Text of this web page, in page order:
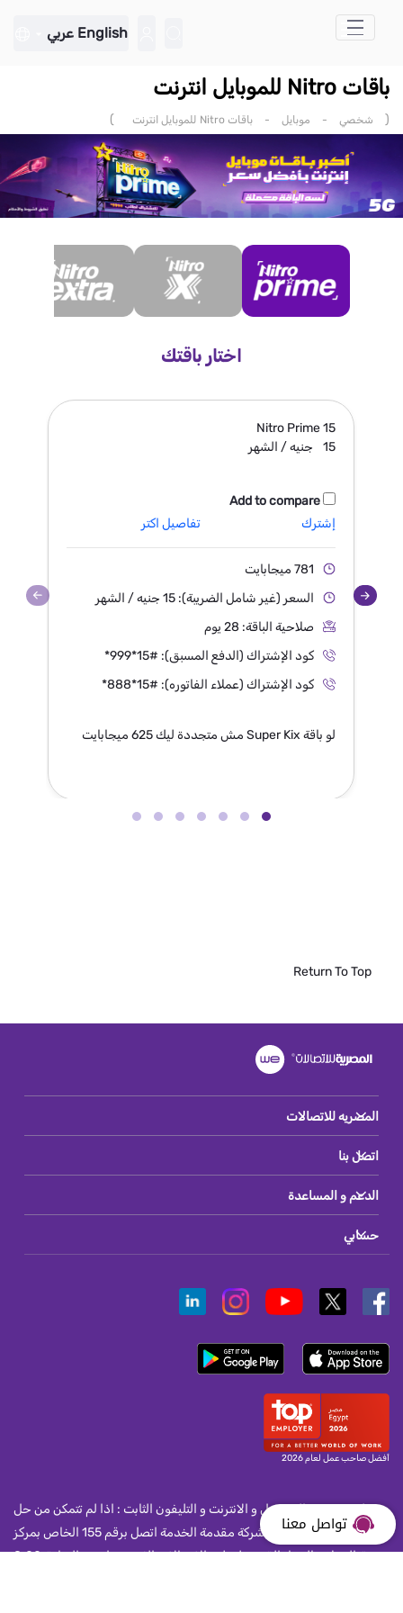
تخطي إلى المحتوى الرئيسي
English عربي
باقات Nitro للموبايل انترنت
( شخصي - موبايل - باقات Nitro للموبايل انترنت )
اختار باقتك
Nitro Prime15
15
جنيه / الشهر
Add to compare
إشترك
تفاصيل اكتر
781 ميجابايت
السعر (غير شامل الضريبة): 15 جنيه / الشهر
صلاحية الباقة: 28 يوم
كود الإشتراك (الدفع المسبق): *999*15#
كود الإشتراك (عملاء الفاتوره): *888*15#
لو باقة Super Kix مش متجددة ليك 625 ميجابايت
Return To Top
المصريه للاتصالات
اتصل بنا
الدعم و المساعدة
حسابي
أفضل صاحب عمل لعام 2026
لمستخدمى المحمول و الانترنت و التليفون الثابت : اذا لم تتمكن من حل
مشكلة واجهتك مع الشركة مقدمة الخدمة اتصل برقم 155 الخاص بمركز
خدمة العملاء بالجهاز القومى لتنظيم الاتصالات الذى يعمل من الساعة 8:00
تواصل معنا